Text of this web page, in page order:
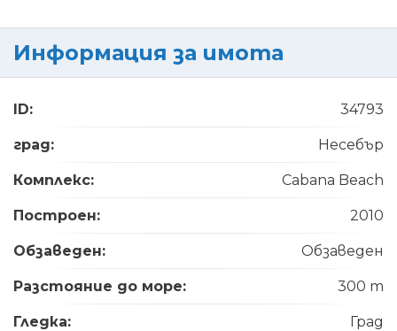
Информация за имота
ID: 34793
град: Несебър
Комплекс: Cabana Beach
Построен: 2010
Обзаведен: Обзаведен
Разстояние до море: 300 m
Гледка: Град